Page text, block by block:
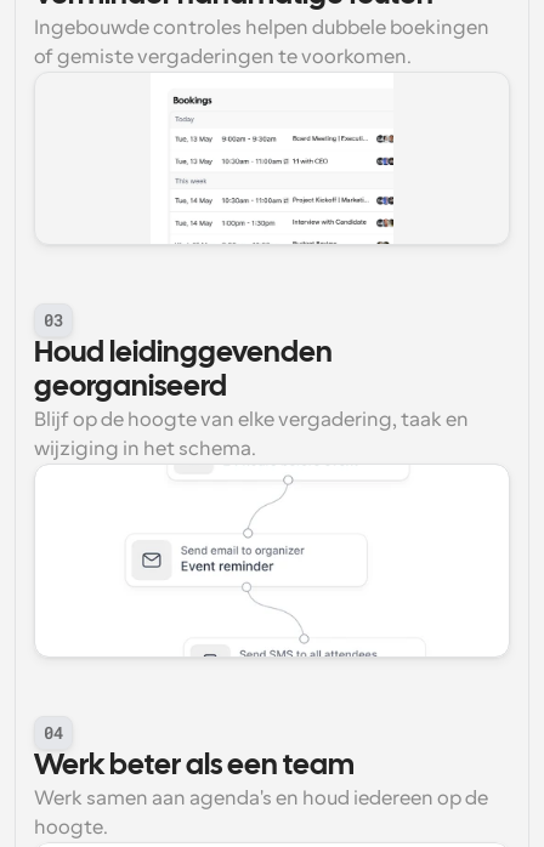
Ingebouwde controles helpen dubbele boekingen
of gemiste vergaderingen te voorkomen.
03
Houd leidinggevenden
georganiseerd
Blijf op de hoogte van elke vergadering, taak en
wijziging in het schema.
04
Werk beter als een team
Werk samen aan agenda's en houd iedereen op de
hoogte.